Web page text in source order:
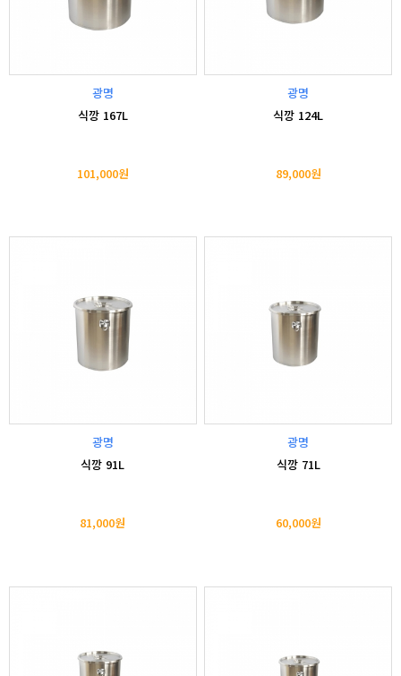
광명
식깡 167L
101,000원
광명
식깡 124L
89,000원
광명
식깡 91L
81,000원
광명
식깡 71L
60,000원